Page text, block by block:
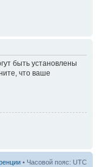
быть установлены
что ваше
• Часовой пояс: UTC